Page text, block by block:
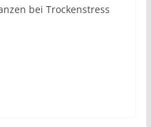
bei Trockenstress